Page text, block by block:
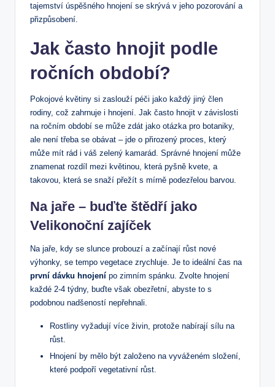
tajemství úspěšného hnojení se skrývá v jeho pozorování a
přizpůsobení.
Jak často hnojit podle
ročních období?
Pokojové květiny si zaslouží péči jako každý jiný člen
rodiny, což zahrnuje i hnojení. Jak často hnojit v závislosti
na ročním období se může zdát jako otázka pro botaniky,
ale není třeba se obávat – jde o přirozený proces, který
může mít rád i váš zelený kamarád. Správné hnojení může
znamenat rozdíl mezi květinou, která pyšně kvete, a
takovou, která se snaží přežít s mírně podezřelou barvou.
Na jaře – buďte štědří jako
Velikonoční zajíček
Na jaře, kdy se slunce probouzí a začínají růst nové
výhonky, se tempo vegetace zrychluje. Je to ideální čas na
první dávku hnojení po zimním spánku. Zvolte hnojení
každé 2-4 týdny, buďte však obezřetní, abyste to s
podobnou nadšeností nepřehnali.
Rostliny vyžadují více živin, protože nabírají sílu na
růst.
Hnojení by mělo být založeno na vyváženém složení,
které podpoří vegetativní růst.